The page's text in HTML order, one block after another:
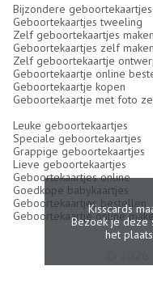
Bijzondere geboortekaartjes
Geboortekaartjes tweeling
Zelf geboortekaartjes maken
Geboortekaartjes zelf maken
Zelf geboortekaartje
Geboortekaartje online
Geboortekaartje kopen
Geboortekaartje met foto
Leuke geboortekaartjes
Speciale geboortekaartjes
Grappige geboortekaartjes
Lieve geboortekaartjes
Geboortekaartjes online
Goedkope babykaartjes
Geboortekaartjes bestellen
Geboortekaartje online
Kisscards
Bezoek je deze
het